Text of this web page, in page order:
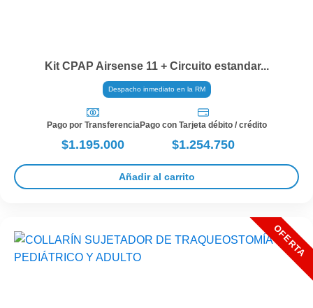
Kit CPAP Airsense 11 + Circuito estandar...
Despacho inmediato en la RM
Pago por Transferencia
$1.195.000
Pago con Tarjeta débito / crédito
$1.254.750
Añadir al carrito